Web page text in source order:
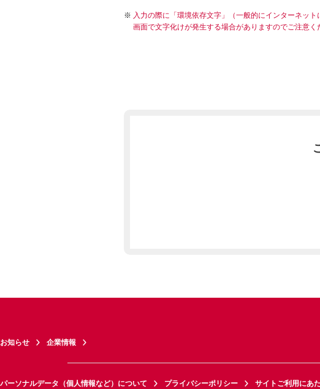
入力の際に「環境依存文字」（一般的にインターネッ
画面で文字化けが発生する場合がありますのでご注意く
お知らせ 企業情報
パーソナルデータ（個人情報など）について プライバシーポリシー サイトご利用にあ